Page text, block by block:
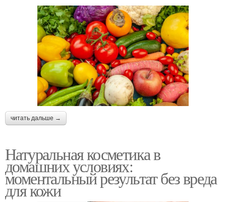
читать дальше →
Натуральная косметика в
домашних условиях:
моментальный результат без вреда
для кожи